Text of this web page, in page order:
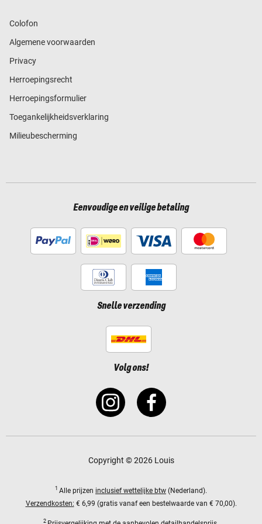
Colofon
Algemene voorwaarden
Privacy
Herroepingsrecht
Herroepingsformulier
Toegankelijkheidsverklaring
Milieubescherming
Eenvoudige en veilige betaling
Snelle verzending
Volg ons!
Copyright © 2026 Louis
1 Alle prijzen inclusief wettelijke btw (Nederland).
Verzendkosten: € 6,99 (gratis vanaf een bestelwaarde van € 70,00).
2